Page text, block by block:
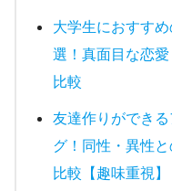
大学生におすす
選！真面目な恋
比較
友達作りができ
グ！同性・異性
比較【趣味重視】